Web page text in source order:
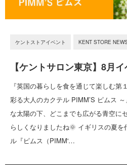
ケントストアイベント KENT STORE
【ケントサロン東京】8月
『英国の暮らしを食を通じて楽しむ
彩る大人のカクテル PIMM’S ピムス
な太陽の下、どこまでも広がる青空に
らしくなりましたね🌞 イギリスの夏
ル『ピムス（PIMM'…